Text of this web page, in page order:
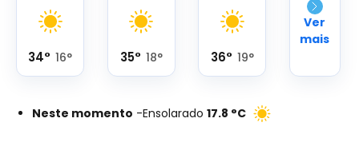
34° 16° 35° 18° 36° 19°
Ver
mais
Neste momento -Ensolarado 17.8 °C